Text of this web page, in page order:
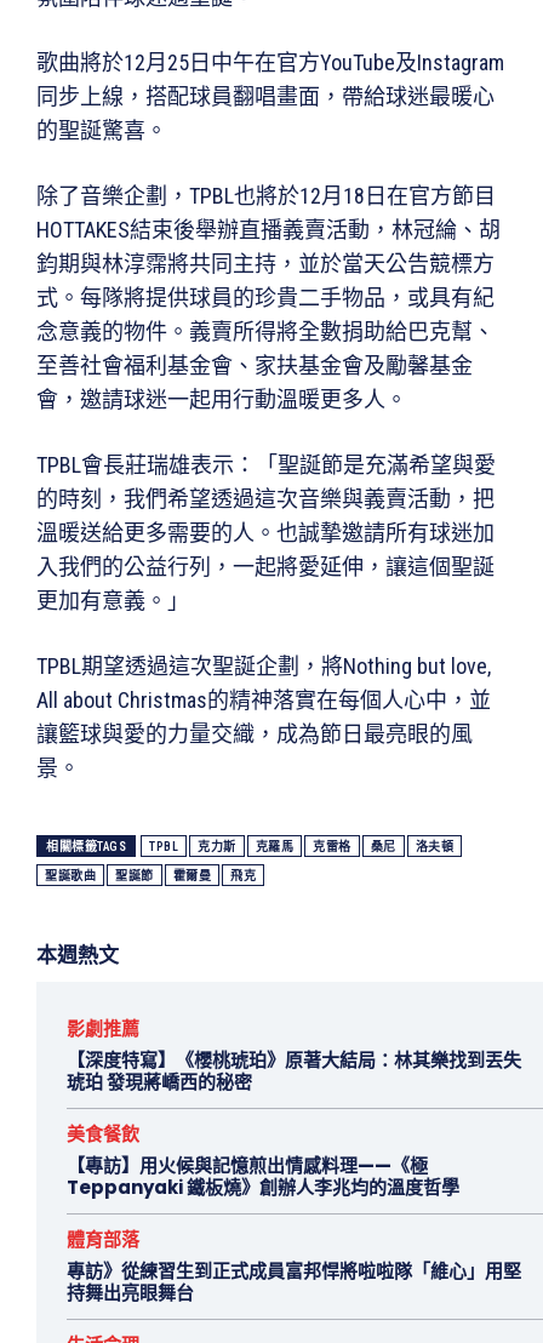
歌曲將於12月25日中午在官方YouTube及Instagram
同步上線，搭配球員翻唱畫面，帶給球迷最暖心
的聖誕驚喜。
除了音樂企劃，TPBL也將於12月18日在官方節目
HOTTAKES結束後舉辦直播義賣活動，林冠綸、胡
鈞期與林淳霈將共同主持，並於當天公告競標方
式。每隊將提供球員的珍貴二手物品，或具有紀
念意義的物件。義賣所得將全數捐助給巴克幫、
至善社會福利基金會、家扶基金會及勵馨基金
會，邀請球迷一起用行動溫暖更多人。
TPBL會長莊瑞雄表示：「聖誕節是充滿希望與愛
的時刻，我們希望透過這次音樂與義賣活動，把
溫暖送給更多需要的人。也誠摯邀請所有球迷加
入我們的公益行列，一起將愛延伸，讓這個聖誕
更加有意義。」
TPBL期望透過這次聖誕企劃，將Nothing but love,
All about Christmas的精神落實在每個人心中，並
讓籃球與愛的力量交織，成為節日最亮眼的風
景。
相關標籤TAGS TPBL 克力斯 克羅馬 克雷格 桑尼 洛夫頓
聖誕歌曲 聖誕節 霍爾曼 飛克
本週熱文
影劇推薦
【深度特寫】《櫻桃琥珀》原著大結局：林其樂找到丟失
琥珀 發現蔣嶠西的秘密
美食餐飲
【專訪】用火候與記憶煎出情感料理——《極
Teppanyaki 鐵板燒》創辦人李兆均的溫度哲學
體育部落
專訪》從練習生到正式成員富邦悍將啦啦隊「維心」用堅
持舞出亮眼舞台